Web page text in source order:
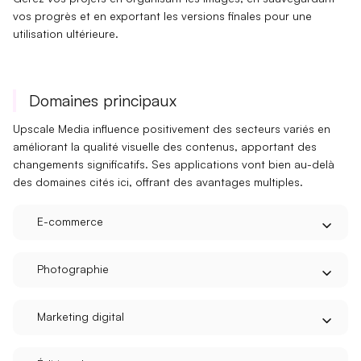
vos progrès et en exportant les versions finales pour une
utilisation ultérieure.
Domaines principaux
Upscale Media influence positivement des secteurs variés en
améliorant la qualité visuelle des contenus, apportant des
changements significatifs. Ses applications vont bien au-delà
des domaines cités ici, offrant des avantages multiples.
E-commerce
Photographie
Marketing digital